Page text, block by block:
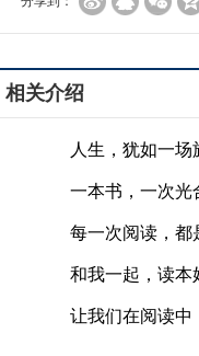
相关介绍
人生，犹如一场旅
一本书，一次光合
每一次阅读，都是
和我一起，读本好
让我们在阅读中